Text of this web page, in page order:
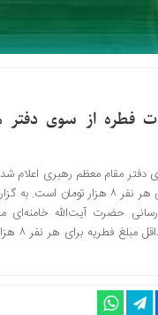
فطره از سوی
دفتر مقام معظم رهبری اعلام
حداقل مبلغ فطریه برای هر نفر ۸ هزار
حضرت آیت‌الله خامنه‌ای
امسال را